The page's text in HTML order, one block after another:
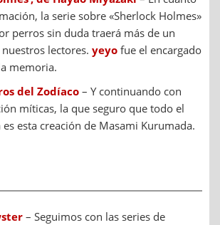
la serie sobre «Sherlock Holmes»
perros sin duda traerá más de un
lectores. yeyo fue el encargado
memoria.
del Zodíaco – Y continuando con
míticas, la que seguro que todo el
esta creación de Masami Kurumada.
– Seguimos con las series de